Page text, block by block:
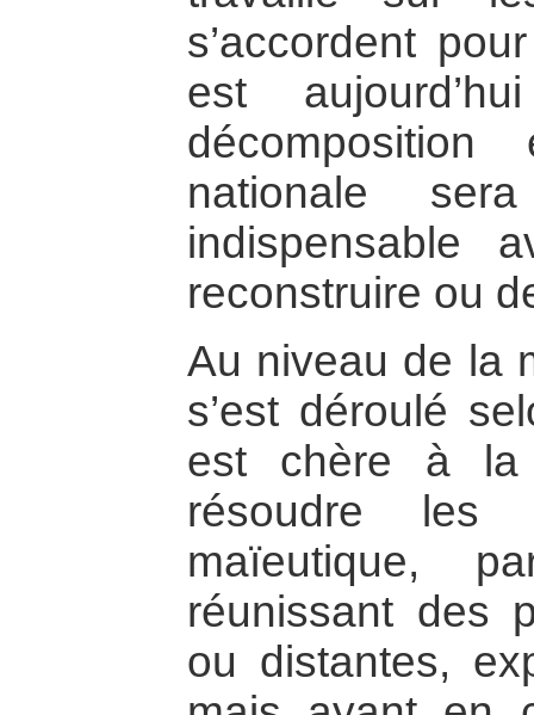
s’accordent
est
nationale
indispensable
reconstruire ou
Au niveau de la
s’est déroulé
est chère à
résoudre les
maïeutique,
réunissant des
ou distantes,